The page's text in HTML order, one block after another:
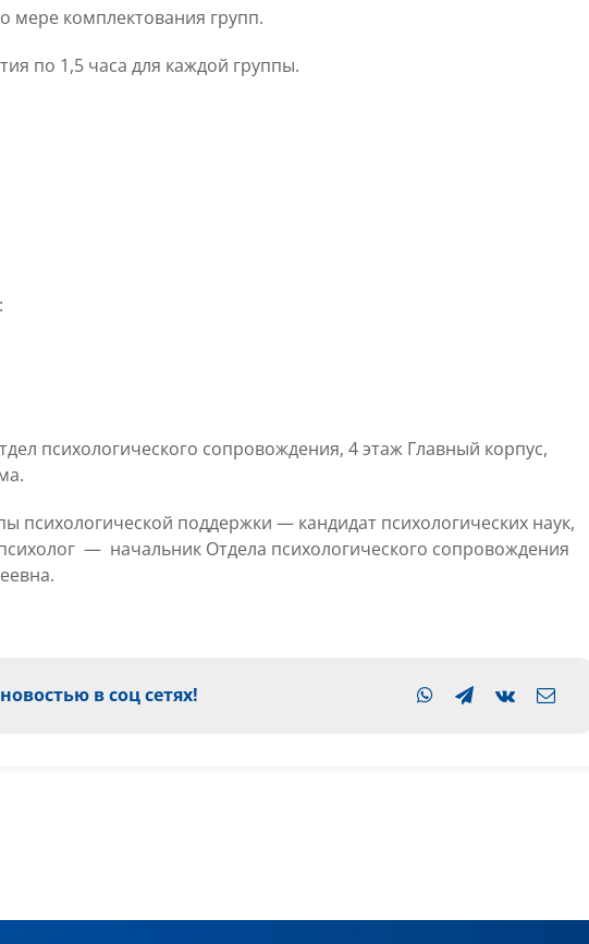
комплектования групп.
по 1,5 часа для каждой группы.
психологического сопровождения, 4 этаж Главный корпус,
психологической поддержки — кандидат психологических наук,
— начальник Отдела психологического сопровождения
в соц сетях!